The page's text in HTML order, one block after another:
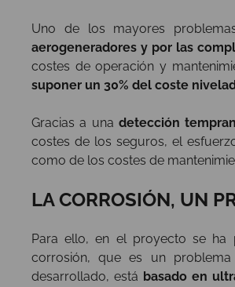
Uno de los mayores
aerogeneradores y por las
costes de operación y
suponer un 30% del coste
Gracias a una detección
costes de los seguros, el
como de los costes de
LA CORROSIÓN, UN
Para ello, en el proyecto se
corrosión, que es un
desarrollado, está basado en